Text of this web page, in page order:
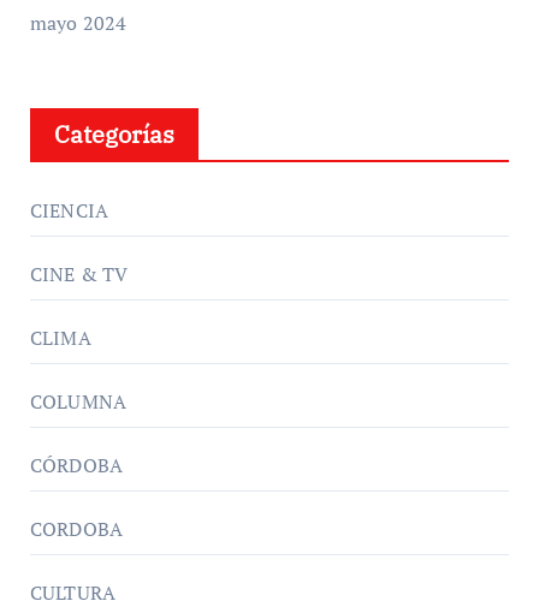
mayo 2024
Categorías
CIENCIA
CINE & TV
CLIMA
COLUMNA
CÓRDOBA
CORDOBA
CULTURA